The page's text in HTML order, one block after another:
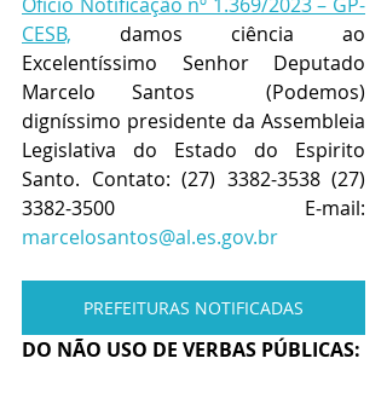
CESB, damos ciência ao
Excelentíssimo Senhor Deputado
Marcelo Santos  (Podemos)
digníssimo presidente da Assembleia
Legislativa do Estado do Espirito
Santo. Contato: (27) 3382-3538 (27)
3382-3500
marcelosantos@al.es.gov.br
PREFEITURAS NOTIFICADAS
DO NÃO USO DE VERBAS PÚBLICAS: